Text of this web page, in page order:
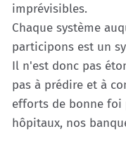
imprévisibles.
Chaque système
participons est un
Il n'est donc pas
pas à prédire et à
efforts de bonne foi
hôpitaux, nos